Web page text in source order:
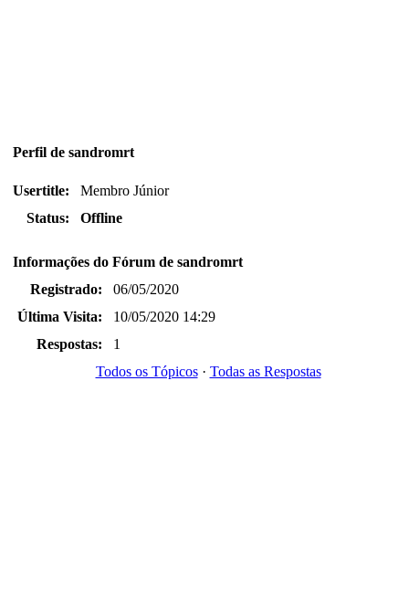
Perfil de sandromrt
Usertitle:
Membro Júnior
Status:
Offline
Informações do Fórum de sandromrt
Registrado:
06/05/2020
Última Visita:
10/05/2020 14:29
Respostas:
1
Todos os Tópicos· Todas as Respostas